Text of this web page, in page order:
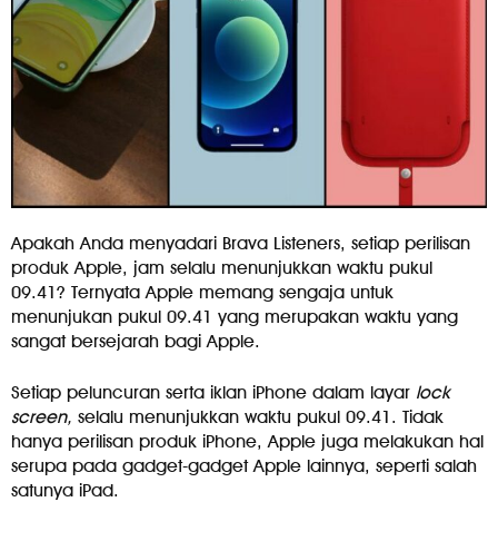
Apakah Anda menyadari Brava Listeners, setiap perilisan
produk Apple, jam selalu menunjukkan waktu pukul
09.41? Ternyata Apple memang sengaja untuk
menunjukan pukul 09.41 yang merupakan waktu yang
sangat bersejarah bagi Apple.
Setiap peluncuran serta iklan iPhone dalam layar lock
screen, selalu menunjukkan waktu pukul 09.41. Tidak
hanya perilisan produk iPhone, Apple juga melakukan hal
serupa pada gadget-gadget Apple lainnya, seperti salah
satunya iPad.